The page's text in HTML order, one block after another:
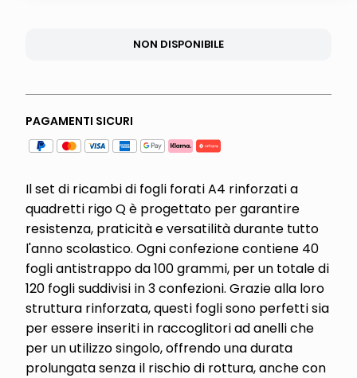
NON DISPONIBILE
PAGAMENTI SICURI
Il set di ricambi di fogli forati A4 rinforzati a
quadretti rigo Q è progettato per garantire
resistenza, praticità e versatilità durante tutto
l'anno scolastico. Ogni confezione contiene 40
fogli antistrappo da 100 grammi, per un totale di
120 fogli suddivisi in 3 confezioni. Grazie alla loro
struttura rinforzata, questi fogli sono perfetti sia
per essere inseriti in raccoglitori ad anelli che
per un utilizzo singolo, offrendo una durata
prolungata senza il rischio di rottura, anche con